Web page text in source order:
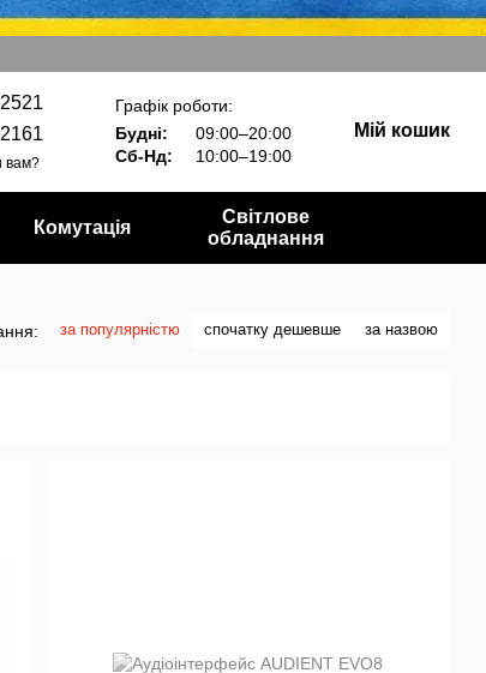
вам?
Графік роботи:
Будні:
09:00–20:00
Сб-Нд:
10:00–19:00
Мій кошик
Комутація
Світлове
обладнання
за популярністю спочатку дешевше за назвою